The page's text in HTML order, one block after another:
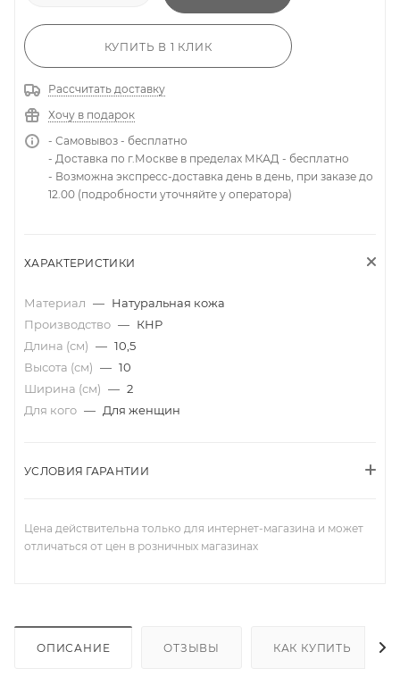
КУПИТЬ В 1 КЛИК
Рассчитать доставку
Хочу в подарок
- Самовывоз - бесплатно
- Доставка по г.Москве в пределах МКАД - бесплатно
- Возможна экспресс-доставка день в день, при заказе до
12.00 (подробности уточняйте у оператора)
ХАРАКТЕРИСТИКИ
Материал — Натуральная кожа
Производство — КНР
Длина (см) — 10,5
Высота (см) — 10
Ширина (см) — 2
Для кого — Для женщин
УСЛОВИЯ ГАРАНТИИ
Цена действительна только для интернет-магазина и может
отличаться от цен в розничных магазинах
ОПИСАНИЕ ОТЗЫВЫ КАК КУПИТЬ